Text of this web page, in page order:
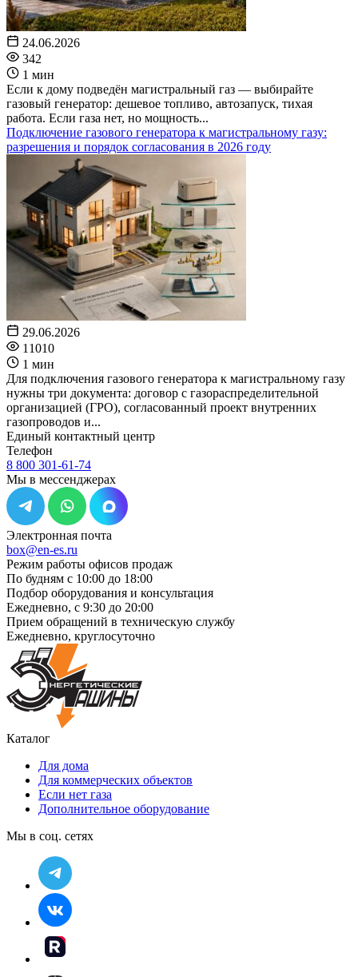
24.06.2026
342
1 мин
Если к дому подведён магистральный газ — выбирайте
газовый генератор: дешевое топливо, автозапуск, тихая
работа. Если газа нет, но мощность...
Подключение газового генератора к магистральному газу:
разрешения и порядок согласования в 2026 году
29.06.2026
11010
1 мин
Для подключения газового генератора к магистральному газу
нужны три документа: договор с газораспределительной
организацией (ГРО), согласованный проект внутренних
газопроводов и...
Единый контактный центр
Телефон
8 800 301-61-74
Мы в мессенджерах
Электронная почта
box@en-es.ru
Режим работы офисов продаж
По будням с 10:00 до 18:00
Подбор оборудования и консультация
Ежедневно, с 9:30 до 20:00
Прием обращений в техническую службу
Ежедневно, круглосуточно
Каталог
Для дома
Для коммерческих объектов
Если нет газа
Дополнительное оборудование
Мы в соц. сетях